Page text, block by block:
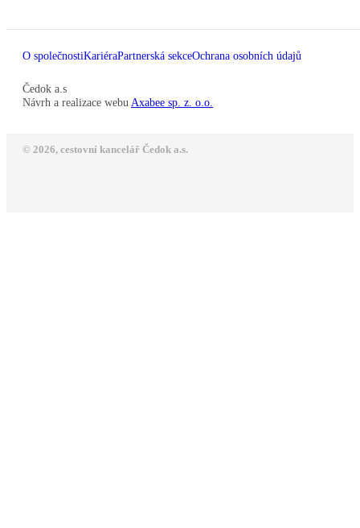
O společnostiKariéraPartnerská sekceOchrana osobních údajů
Čedok a.s
Návrh a realizace webu Axabee sp. z. o.o.
© 2026, cestovní kancelář Čedok a.s.